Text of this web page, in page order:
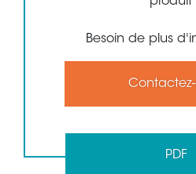
Besoin de plus
PDF